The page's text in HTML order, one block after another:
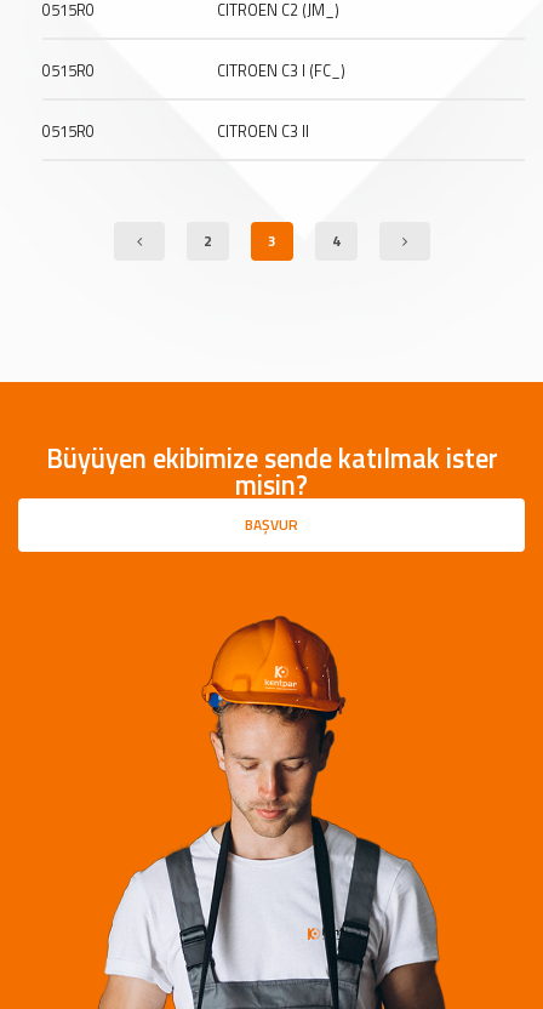
0515R0 CITROEN C2 (JM_)
0515R0 CITROEN C3 I (FC_)
0515R0 CITROEN C3 II
2 3 4
Büyüyen ekibimize sende katılmak ister
misin?
BAŞVUR